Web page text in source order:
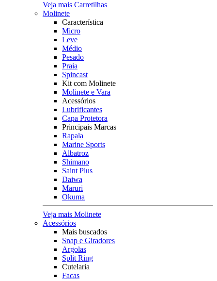
Veja mais Carretilhas
Molinete
Característica
Micro
Leve
Médio
Pesado
Praia
Spincast
Kit com Molinete
Molinete e Vara
Acessórios
Lubrificantes
Capa Protetora
Principais Marcas
Rapala
Marine Sports
Albatroz
Shimano
Saint Plus
Daiwa
Maruri
Okuma
Veja mais Molinete
Acessórios
Mais buscados
Snap e Giradores
Argolas
Split Ring
Cutelaria
Facas